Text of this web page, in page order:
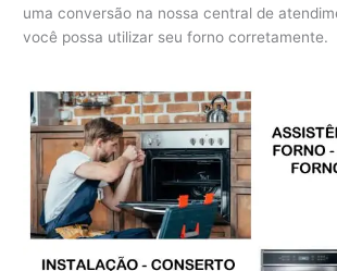
uma conversão na nossa central de
você possa utilizar seu forno corretamente.